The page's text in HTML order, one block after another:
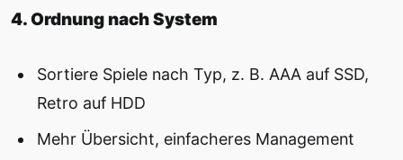
4. Ordnung nach System
Sortiere Spiele nach Typ, z. B. AAA auf SSD,
Retro auf HDD
Mehr Übersicht, einfacheres Management